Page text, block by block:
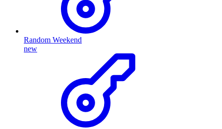
Random Weekend
new